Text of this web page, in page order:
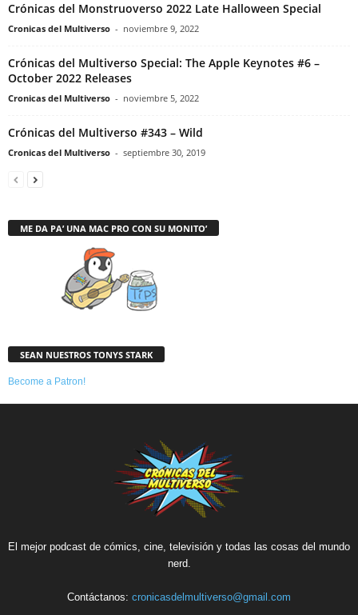
Crónicas del Monstruoverso 2022 Late Halloween Special
Cronicas del Multiverso - noviembre 9, 2022
Crónicas del Multiverso Special: The Apple Keynotes #6 –
October 2022 Releases
Cronicas del Multiverso - noviembre 5, 2022
Crónicas del Multiverso #343 – Wild
Cronicas del Multiverso - septiembre 30, 2019
ME DA PA’ UNA MAC PRO CON SU MONITO’
SEAN NUESTROS TONYS STARK
Become a Patron!
El mejor podcast de cómics, cine, televisión y todas las cosas del mundo
nerd.
Contáctanos: cronicasdelmultiverso@gmail.com